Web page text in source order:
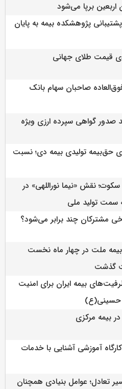
اربعین برپا می‌شود
پژوهشكده بیمه به پایان
قیمت طلای جهانی
صاحبان سهام بانک
صدور گواهی سپرده ارزی ویژه
درصدی حق‌بیمه تولیدی بیمه دی؛ نسبت
نقش «نیما نوراللهی» در
سمت تولید ملی
مشترکان چند برابر می‌شود؟
ملت در چهار ماه نخست
بیمه ایران برای امنیت
حسینی(ع)
بیمه مرکزی
آموزشی آشنایی با خدمات
تعادل؛ عوامل بنیادی همچنان